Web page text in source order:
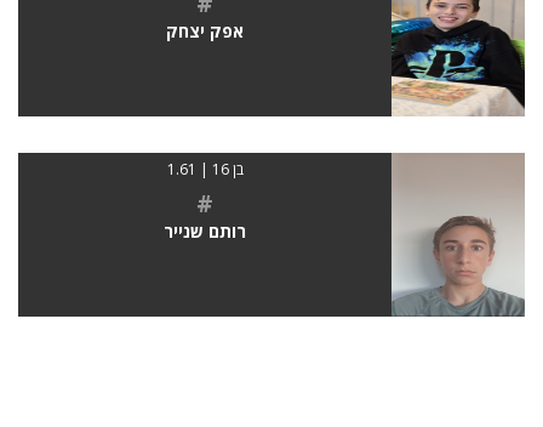
אפק יצחק
בן 16 | 1.61
#
רותם שנייר